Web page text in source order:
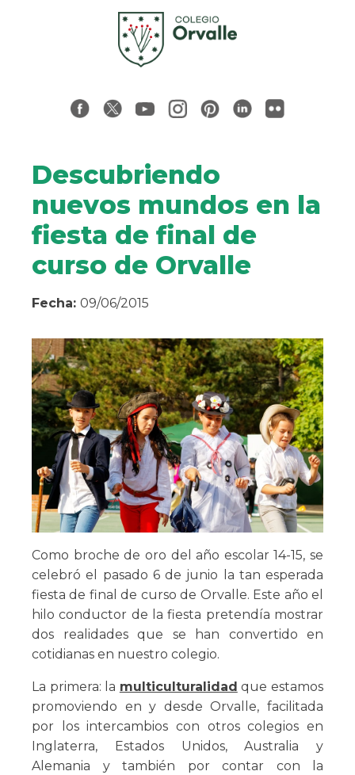
Descubriendo
nuevos mundos en la
fiesta de final de
curso de Orvalle
Fecha: 09/06/2015
Como broche de oro del año escolar 14-15, se
celebró el pasado 6 de junio la tan esperada
fiesta de final de curso de Orvalle. Este año el
hilo conductor de la fiesta pretendía mostrar
dos realidades que se han convertido en
cotidianas en nuestro colegio.
La primera: la multiculturalidad que estamos
promoviendo en y desde Orvalle, facilitada
por los intercambios con otros colegios en
Inglaterra, Estados Unidos, Australia y
Alemania y también por contar con la